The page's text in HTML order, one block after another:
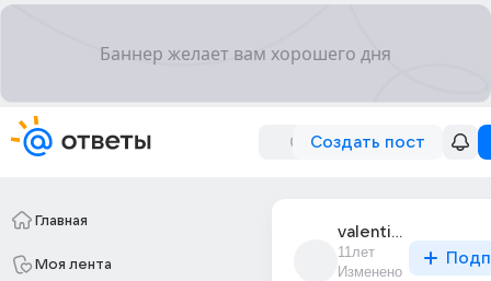
Создать пост
Главная
Моя лента
valentin_ka_12
11лет
Изменено